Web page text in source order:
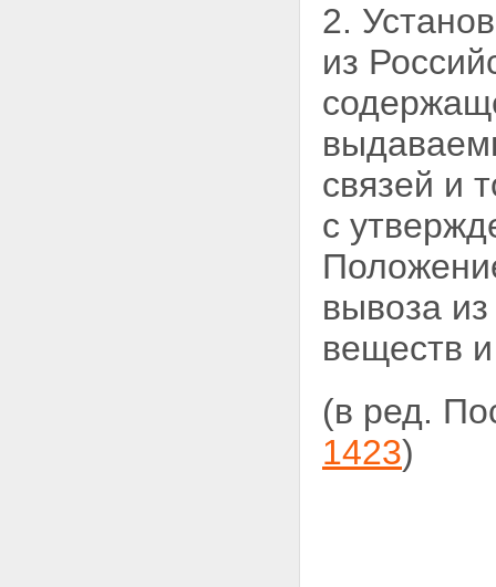
2.
из
связей и
с
вывоза
веществ
(в ред.
1423)